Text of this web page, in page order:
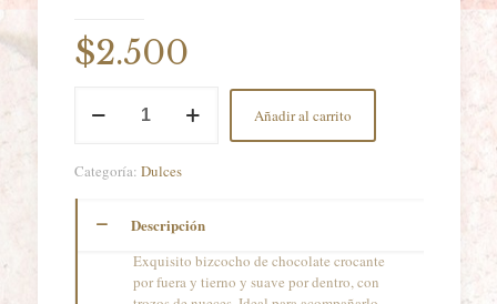
$2.500
cantidad
Añadir al carrito
Categoría: Dulces
Descripción
Exquisito bizcocho de chocolate crocante
por fuera y tierno y suave por dentro, con